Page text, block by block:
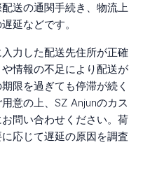
送の通関手続き、物流上
延などです。
力した配送先住所が正確
情報の不足により配送が
限を過ぎても停滞が続く
意の上、SZ Anjunのカス
問い合わせください。荷
応じて遅延の原因を調査